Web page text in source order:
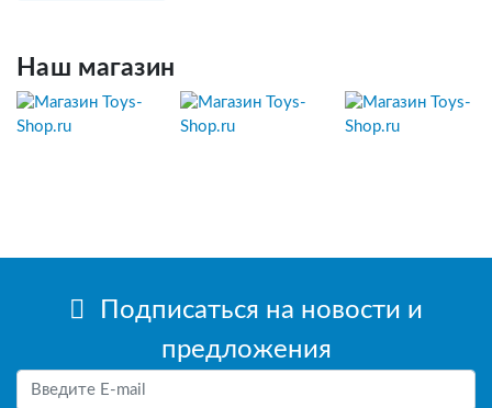
Наш магазин
Подписаться на новости и
предложения